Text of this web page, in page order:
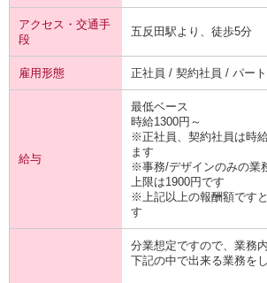
アクセス・交通手
段
五反田駅より、徒歩5分
雇用形態 正社員 / 契約社員 / パート
給与
最低ベース
時給1300円～
※正社員、契約社員は時
ます
※事務/デザインのみの業
上限は1900円です
※上記以上の報酬額です
す
分業想定ですので、業務
下記の中で出来る業務を